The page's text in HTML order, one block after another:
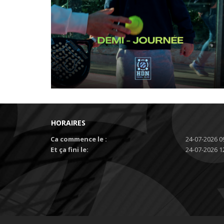
HORAIRES
Ca commence le :
24-07-2026
Et ça fini le:
24-07-2026